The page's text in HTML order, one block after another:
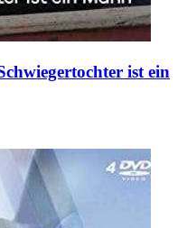
ist ein